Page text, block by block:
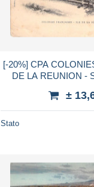
[-20%] CPA
DE LA REUNION -
±
Stato